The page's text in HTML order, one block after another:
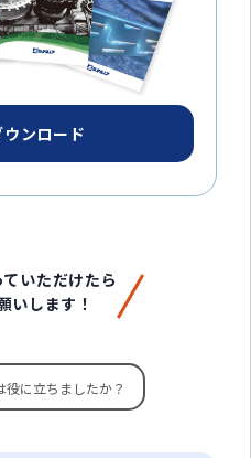
ンロード
いただけたら
いします！